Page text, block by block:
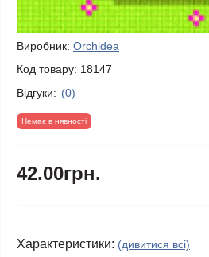
Виробник: Orchidea
Код товару: 18147
Відгуки: (0)
Немає в нявності
42.00грн.
Характеристики: (дивитися всі)